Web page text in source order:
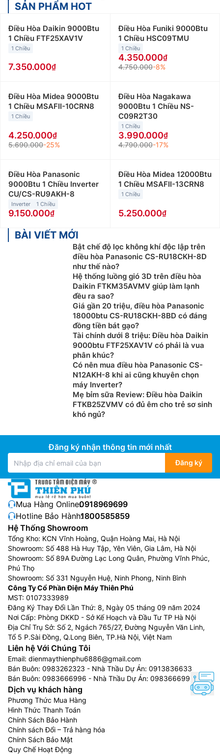
SẢN PHẨM HOT
Điều Hòa Daikin 9000Btu
1 Chiều FTF25XAV1V
1 Chiều
7.350.000
Điều Hòa Funiki 9000Btu
1 Chiều HSC09TMU
1 Chiều
4.350.000
4.750.000-8%
Điều Hòa Midea 9000Btu
1 Chiều MSAFII-10CRN8
1 Chiều
4.250.000
5.690.000-25%
Điều Hòa Nagakawa
9000Btu 1 Chiều NS-
C09R2T30
1 Chiều
3.990.000
4.790.000-17%
Điều Hòa Panasonic
9000Btu 1 Chiều Inverter
CU/CS-RU9AKH-8
Inverter 1 Chiều
9.150.000
Điều Hòa Midea 12000Btu
1 Chiều MSAFII-13CRN8
1 Chiều
5.250.000
BÀI VIẾT MỚI
Bật chế độ lọc không khí độc lập trên
điều hòa Panasonic CS-RU18CKH-8D
như thế nào?
Hệ thống luồng gió 3D trên điều hòa
Daikin FTKM35AVMV giúp làm lạnh
đều ra sao?
Giá gần 20 triệu, điều hòa Panasonic
18000btu CS-RU18CKH-8BD có đáng
đồng tiền bát gạo?
Tài chính dưới 8 triệu: Điều hòa Daikin
9000btu FTF25XAV1V có phải là vua
phân khúc?
Có nên mua điều hòa Panasonic CS-
N12AKH-8 khi ai cũng khuyên chọn
máy Inverter?
Mẹ bỉm sữa Review: Điều hòa Daikin
FTKB25ZVMV có đủ êm cho trẻ sơ sinh
khó ngủ?
Đăng ký nhận thông tin mới nhất
Đăng ký
Mua Hàng Online:0918969699
Hotline Bảo Hành:1800585859
Hệ Thống Showroom
Tổng Kho: KCN Vĩnh Hoàng, Quận Hoàng Mai, Hà Nội
Showroom: Số 488 Hà Huy Tập, Yên Viên, Gia Lâm, Hà Nội
Showroom: Số 89A Đường Lạc Long Quân, Phường Vĩnh Phúc,
Phú Thọ
Showroom: Số 331 Nguyễn Huệ, Ninh Phong, Ninh Bình
Công Ty Cổ Phần Điện Máy Thiên Phú
MST: 0107333989
Đăng Ký Thay Đổi Lần Thứ: 8, Ngày 05 tháng 09 năm 2024
Nơi Cấp: Phòng DKKD - Sở Kế Hoạch và Đầu Tư TP Hà Nội
Địa Chỉ Trụ Sở: Số 2, Ngách 765/27, Đường Nguyễn Văn Linh,
Tổ 5 P.Sài Đồng, Q.Long Biên, TP.Hà Nội, Việt Nam
Liên hệ Với Chúng Tôi
Email: dienmaythienphu6886@gmail.com
Bán Buôn: 0983262323 - Nhà Thầu Dự Án: 0913836633
Bán Buôn: 0983666996 - Nhà Thầu Dự Án: 0983666996
Dịch vụ khách hàng
Phương Thức Mua Hàng
Hình Thức Thanh Toán
Chính Sách Bảo Hành
Chính sách Đổi – Trả hàng hóa
Chính Sách Bảo Mật
Quy Chế Hoạt Động